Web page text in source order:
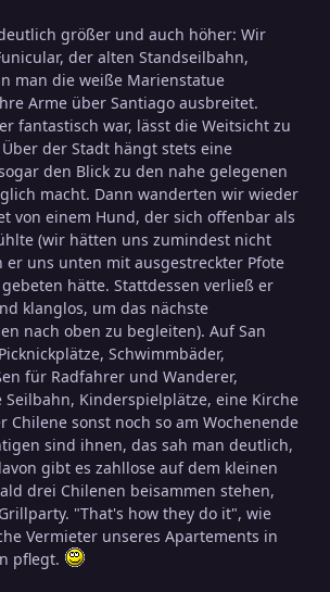
größer und auch höher: Wir
der alten Standseilbahn,
man die weiße Marienstatue
Arme über Santiago ausbreitet.
fantastisch war, lässt die Weitsicht zu
der Stadt hängt stets eine
den Blick zu den nahe gelegenen
macht. Dann wanderten wir wieder
von einem Hund, der sich offenbar als
(wir hätten uns zumindest nicht
uns unten mit ausgestreckter Pfote
hätte. Stattdessen verließ er
klanglos, um das nächste
nach oben zu begleiten). Auf San
Schwimmbäder,
für Radfahrer und Wanderer,
Seilbahn, Kinderspielplätze, eine Kirche
Chilene sonst noch so am Wochenende
sind ihnen, das sah man deutlich,
gibt es zahllose auf dem kleinen
drei Chilenen beisammen stehen,
"That's how they do it", wie
Vermieter unseres Apartements in
pflegt.